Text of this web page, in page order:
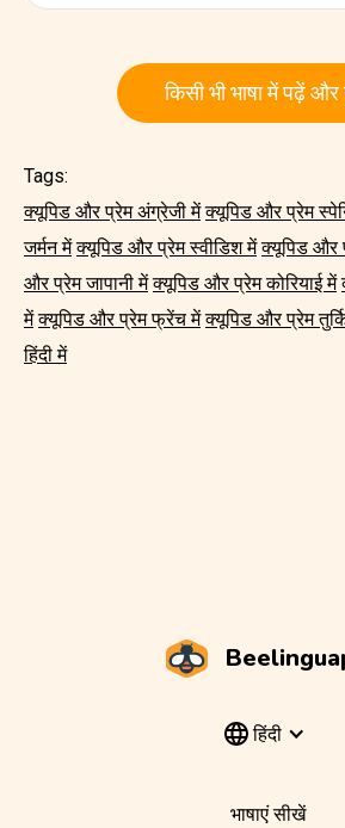
किसी भी भाषा में पढ़ें
Tags:
क्यूपिड और प्रेम अंग्रेजी में क्यूपिड और प्रेम
जर्मन में क्यूपिड और प्रेम स्वीडिश में क्यूपिड और
और प्रेम जापानी में क्यूपिड और प्रेम कोरियाई में
में क्यूपिड और प्रेम फ्रेंच में क्यूपिड और प्रेम
हिंदी में
हिंदी
भाषाएं सीखें